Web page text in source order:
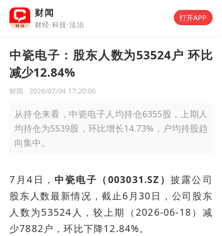
财闻
财经·科技·法治
打开APP
中瓷电子：股东人数为53524户 环比
减少12.84%
财闻 2026/07/04 17:20:06
从持仓来看，中瓷电子人均持仓6355股，上期人
均持仓为5539股，环比增长14.73%，户均持股趋
向集中。
7月4日， 中瓷电子（003031.SZ）披露公司
股东人数最新情况，截止6月30日，公司股东
人数为53524人，较上期（2026-06-18）减
少7882户，环比下降12.84%。